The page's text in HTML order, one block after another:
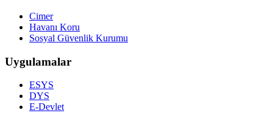
Cimer
Havanı Koru
Sosyal Güvenlik Kurumu
Uygulamalar
ESYS
DYS
E-Devlet